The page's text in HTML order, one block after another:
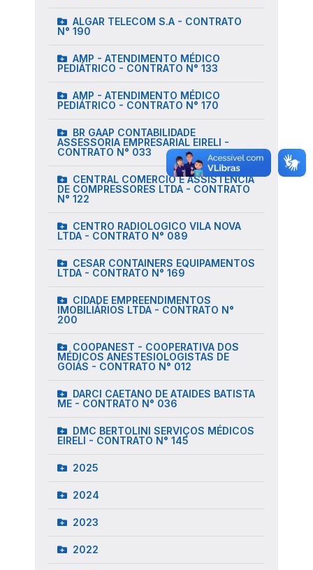
ALGAR TELECOM S.A - CONTRATO
N° 190
AMP - ATENDIMENTO MÉDICO
PEDIÁTRICO - CONTRATO N° 133
AMP - ATENDIMENTO MÉDICO
PEDIÁTRICO - CONTRATO N° 170
BR GAAP CONTABILIDADE
ASSESSORIA EMPRESARIAL EIRELI -
CONTRATO N° 033
CENTRAL COMERCIO E ASSISTENCIA
DE COMPRESSORES LTDA - CONTRATO
N° 122
CENTRO RADIOLOGICO VILA NOVA
LTDA - CONTRATO N° 089
CESAR CONTAINERS EQUIPAMENTOS
LTDA - CONTRATO N° 169
CIDADE EMPREENDIMENTOS
IMOBILIÁRIOS LTDA - CONTRATO N°
200
COOPANEST - COOPERATIVA DOS
MÉDICOS ANESTESIOLOGISTAS DE
GOIÁS - CONTRATO N° 012
DARCI CAETANO DE ATAIDES BATISTA
ME - CONTRATO N° 036
DMC BERTOLINI SERVIÇOS MÉDICOS
EIRELI - CONTRATO N° 145
2025
2024
2023
2022